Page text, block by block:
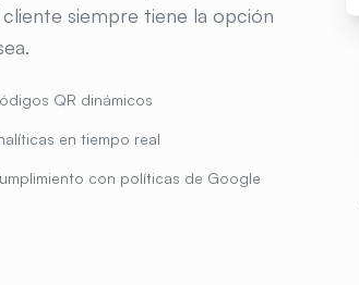
siempre tiene la opción
QR dinámicos
en tiempo real
con políticas de Google